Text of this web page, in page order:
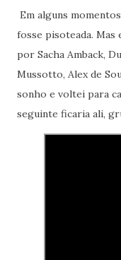
Em alguns
fosse pisoteada. Mas
por Sacha Amback,
Mussotto, Alex de
sonho e voltei para
seguinte ficaria ali,